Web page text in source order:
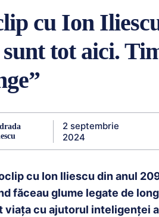
cu Ion
tot aici.
2 septembrie
2024
cu Ion Iliescu din anul
făceau glume legate de
viața cu ajutorul inteligenței